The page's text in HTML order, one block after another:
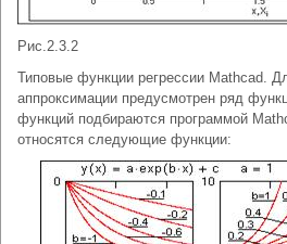
Рис.2.3.2
Типовые функции регрессии Mathcad.
аппроксимации предусмотрен ряд
функций подбираются программой
относятся следующие функции: